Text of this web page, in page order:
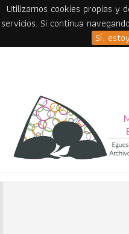
Utilizamos cookies propias y
servicios. Si continua
Sí,